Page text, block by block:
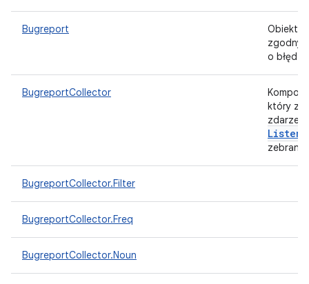
Bugreport
Obiekt
zgodny
o
BugreportCollector
który
BugreportCollector.Filter
BugreportCollector.Freq
BugreportCollector.Noun